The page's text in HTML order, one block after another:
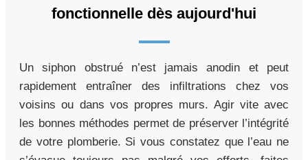
fonctionnelle dès aujourd'hui
Un siphon obstrué n’est jamais anodin et peut
rapidement entraîner des infiltrations chez vos
voisins ou dans vos propres murs. Agir vite avec
les bonnes méthodes permet de préserver l’intégrité
de votre plomberie. Si vous constatez que l’eau ne